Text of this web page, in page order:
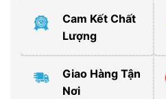
Cam Kết Chất
Lượng
Giao Hàng Tận
Nơi